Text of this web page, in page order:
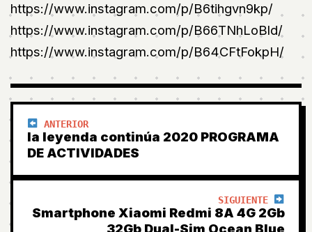
https://www.instagram.com/p/B6tihgvn9kp/
https://www.instagram.com/p/B66TNhLoBld/
https://www.instagram.com/p/B64CFtFokpH/
ANTERIOR
la leyenda continúa 2020 PROGRAMA
DE ACTIVIDADES
SIGUIENTE
Smartphone Xiaomi Redmi 8A 4G 2Gb
32Gb Dual-Sim Ocean Blue